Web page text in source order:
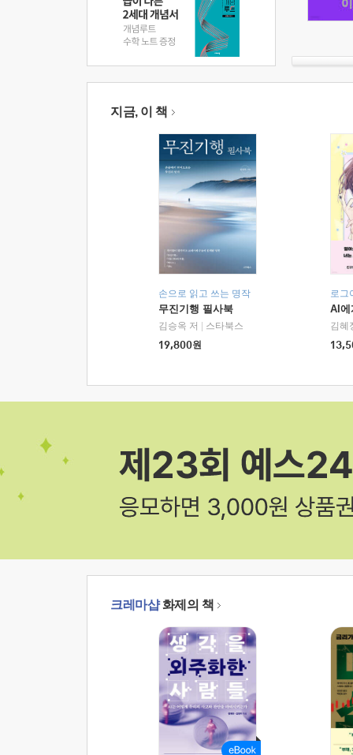
지금, 이 책
손으로 읽고 쓰는 명작
무진기행 필사북
김승옥 저
스타북스
19,800원
로그
AI에
김혜
크레마샵화제의 책